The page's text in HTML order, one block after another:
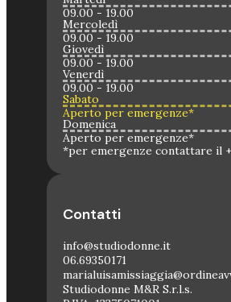
09.00 - 19.00
Mercoledì
09.00 - 19.00
Giovedì
09.00 - 19.00
Venerdì
09.00 - 19.00
Sabato
Aperto per emergenze*
Domenica
Aperto per emergenze*
*per emergenze contattare il
Contatti
info@studiodonne.it
06.69350171
Studiodonne M&R S.r.l.s.